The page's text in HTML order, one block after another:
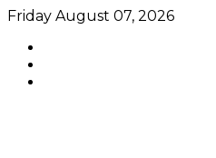
Friday August 07, 2026